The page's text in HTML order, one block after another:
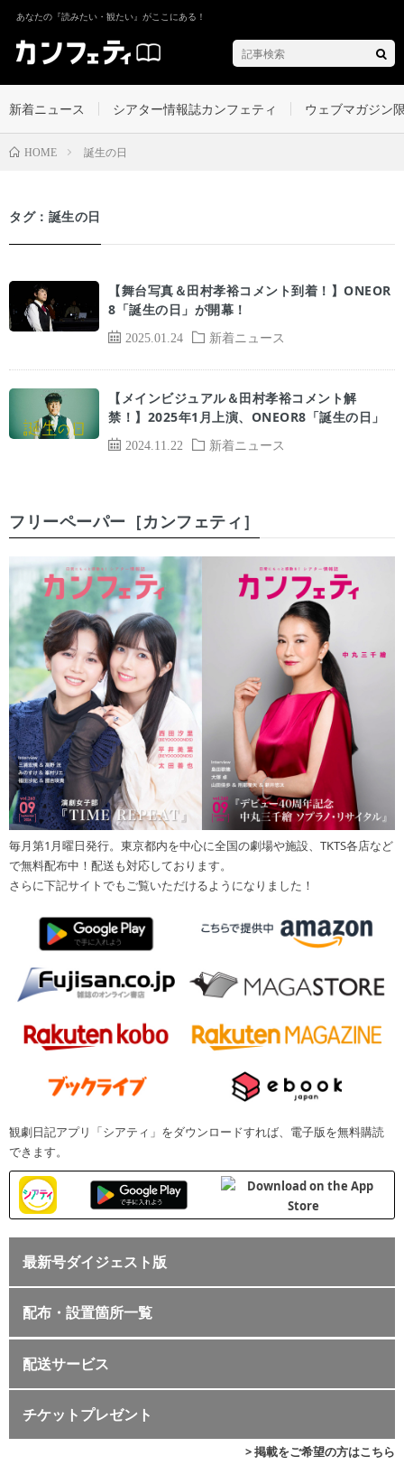
あなたの『読みたい・観たい』がここにある！
新着ニュース シアター情報誌カンフェティ ウェブマガジン
HOME 誕生の日
タグ：誕生の日
2025.01.24 新着ニュース
【舞台写真＆田村孝裕コメント到着！】ONEOR
8「誕生の日」が開幕！
2024.11.22 新着ニュース
【メインビジュアル＆田村孝裕コメント解
禁！】2025年1月上演、ONEOR8「誕生の日」
フリーペーパー［カンフェティ］
毎月第1月曜日発行。東京都内を中心に全国の劇場や施設、TKTS各店など
で無料配布中！配送も対応しております。
さらに下記サイトでもご覧いただけるようになりました！
観劇日記アプリ「シアティ」をダウンロードすれば、電子版を無料購読
できます。
最新号ダイジェスト版
配布・設置箇所一覧
配送サービス
チケットプレゼント
> 掲載をご希望の方はこちら